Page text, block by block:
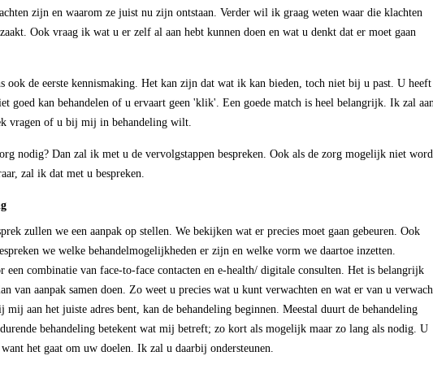
zijn en waarom ze juist nu zijn ontstaan. Verder wil ik graag weten waar die klachten
Ook vraag ik wat u er zelf al aan hebt kunnen doen en wat u denkt dat er moet gaan
ook de eerste kennismaking. Het kan zijn dat wat ik kan bieden, toch niet bij u past. U heeft
goed kan behandelen of u ervaart geen 'klik'. Een goede match is heel belangrijk. Ik zal
vragen of u bij mij in behandeling wilt.
nodig? Dan zal ik met u de vervolgstappen bespreken. Ook als de zorg mogelijk niet
zal ik dat met u bespreken.
zullen we een aanpak op stellen. We bekijken wat er precies moet gaan gebeuren. Ook
we welke behandelmogelijkheden er zijn en welke vorm we daartoe inzetten.
een combinatie van face-to-face contacten en e-health/ digitale consulten. Het is belangrijk
van aanpak samen doen. Zo weet u precies wat u kunt verwachten en wat er van u
aan het juiste adres bent, kan de behandeling beginnen. Meestal duurt de behandeling
behandeling betekent wat mij betreft; zo kort als mogelijk maar zo lang als nodig. U
het gaat om uw doelen. Ik zal u daarbij ondersteunen.